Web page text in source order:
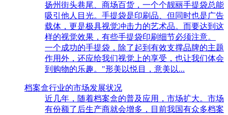
扬州街头巷尾、商场百货，一个个靓丽手提袋总能
吸引他人目光。手提袋是印刷品、但同时也是广告
载体，更是极具视觉冲击力的艺术品。而要达到这
样的视觉效果，有些手提袋印刷细节必须注意。
一个成功的手提袋，除了起到有效支撑品牌的主题
作用外，还应给我们视觉上的享受，也让我们体会
到购物的乐趣。"形美以悦目，意美以...
档案盒行业的市场发展状况
近几年，随着档案盒的普及应用，市场扩大。市场
有份额了后生产商就会增多，目前我国有众多档案